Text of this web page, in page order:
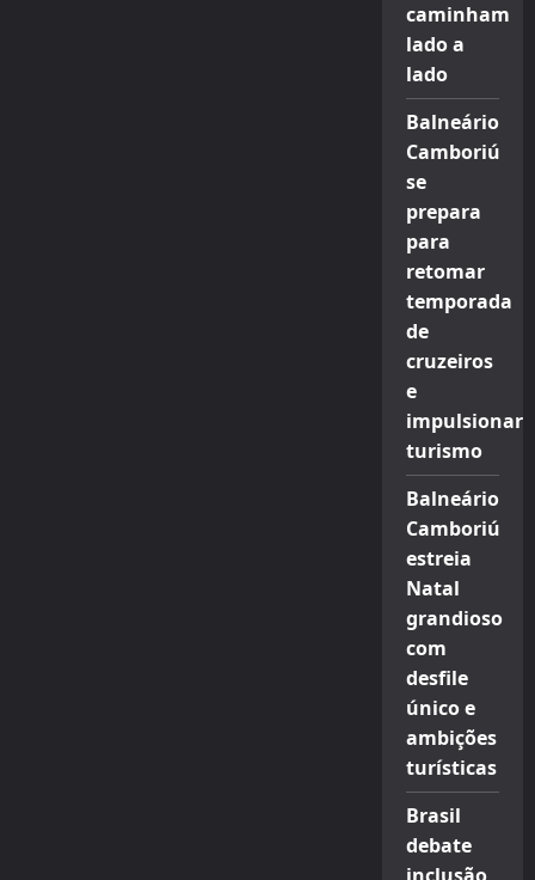
caminham
lado a
lado
Balneário
Camboriú
se
prepara
para
retomar
temporada
de
cruzeiros
e
impulsionar
turismo
Balneário
Camboriú
estreia
Natal
grandioso
com
desfile
único e
ambições
turísticas
Brasil
debate